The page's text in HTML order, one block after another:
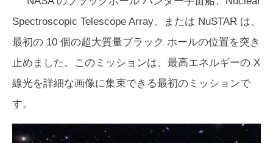
Spectroscopic Telescope Array、または NuSTAR は、
最初の 10 個の超大質量ブラック ホールの位置を突き
止めました。このミッションは、最高エネルギーの X
線光を詳細な画像に集束できる最初のミッションで
す。